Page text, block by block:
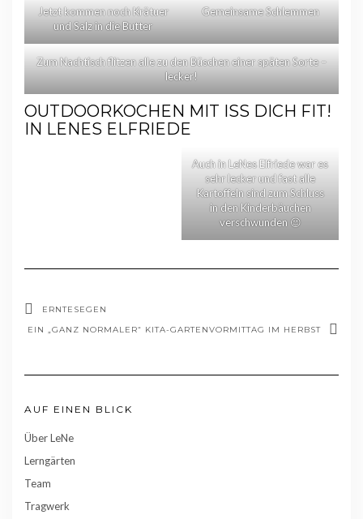
Jetzt kommen noch Krätuer
und Salz in die Butter
Gemeinsame Schlemmen
Zum Nachtisch flitzen alle zu den Büschen einer späten Sorte –
lecker!
OUTDOORKOCHEN MIT ISS DICH FIT!
IN LENES ELFRIEDE
Auch in LeNes Elfriede war es
sehr lecker und fast alle
Kartoffeln sind zum Schluss
in den Kinderbäuchen
verschwunden 😉
ERNTESEGEN
EIN „GANZ NORMALER“ KITA-GARTENVORMITTAG IM HERBST
AUF EINEN BLICK
Über LeNe
Lerngärten
Team
Tragwerk